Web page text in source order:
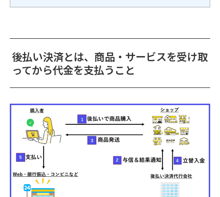
後払い決済とは、商品・サービスを受け取
ってから代金を支払うこと